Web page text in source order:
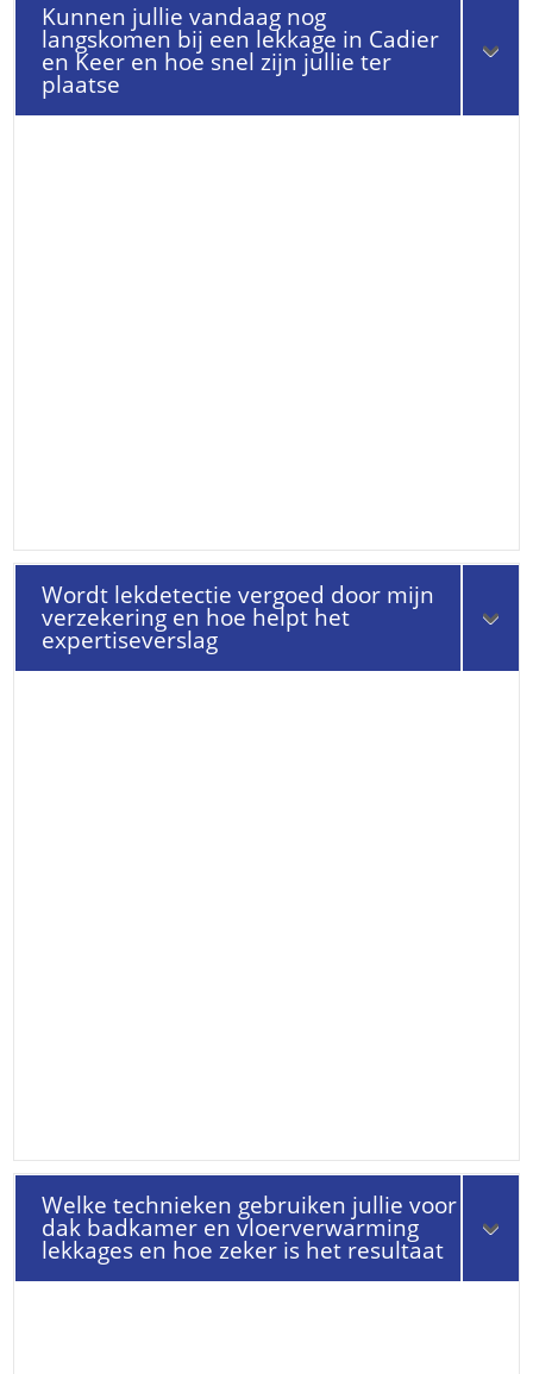
Kunnen jullie vandaag nog
langskomen bij een lekkage in Cadier
en Keer en hoe snel zijn jullie ter
plaatse
Wordt lekdetectie vergoed door mijn
verzekering en hoe helpt het
expertiseverslag
Welke technieken gebruiken jullie voor
dak badkamer en vloerverwarming
lekkages en hoe zeker is het resultaat